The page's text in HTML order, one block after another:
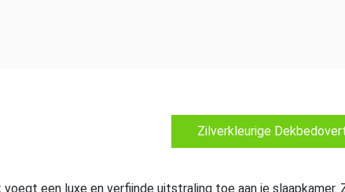
Zilverkleurige
een luxe en verfijnde uitstraling toe aan je